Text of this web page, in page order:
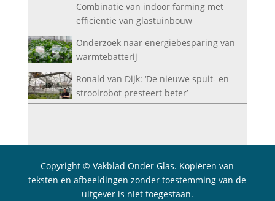
Combinatie van indoor farming met
efficiëntie van glastuinbouw
Onderzoek naar energiebesparing van
warmtebatterij
Ronald van Dijk: ‘De nieuwe spuit- en
strooirobot presteert beter’
Copyright © Vakblad Onder Glas. Kopiëren van
teksten en afbeeldingen zonder toestemming van de
uitgever is niet toegestaan.